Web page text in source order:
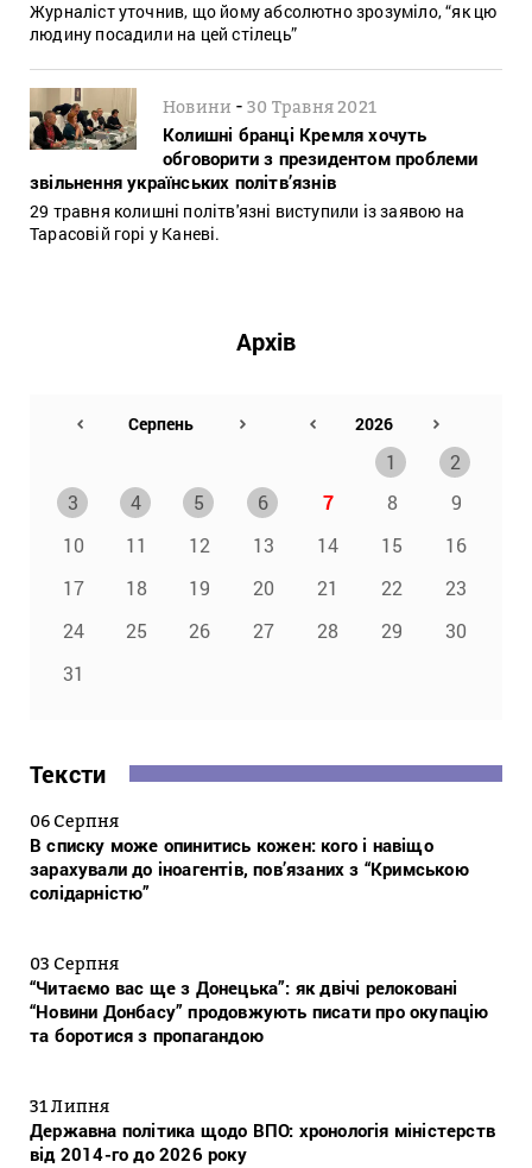
Журналіст уточнив, що йому абсолютно зрозуміло, “як цю
людину посадили на цей стілець”
Новини -30 Травня 2021
Колишні бранці Кремля хочуть
обговорити з президентом проблеми
звільнення українських політв’язнів
29 травня колишні політв'язні виступили із заявою на
Тарасовій горі у Каневі.
Архів
1
2
3
4 5 6 7 8
9
10
11 12 13 14 15
16
17
18 19 20 21 22
23
24
25 26 27 28 29
30
31
Тексти
06 Серпня
В списку може опинитись кожен: кого і навіщо
зарахували до іноагентів, пов’язаних з “Кримською
солідарністю”
03 Серпня
“Читаємо вас ще з Донецька”: як двічі релоковані
“Новини Донбасу” продовжують писати про окупацію
та боротися з пропагандою
31 Липня
Державна політика щодо ВПО: хронологія міністерств
від 2014-го до 2026 року